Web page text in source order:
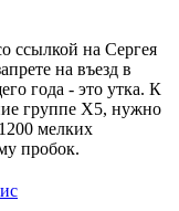
ссылкой на Сергея
на въезд в
года - это утка. К
группе Х5, нужно
мелких
пробок.